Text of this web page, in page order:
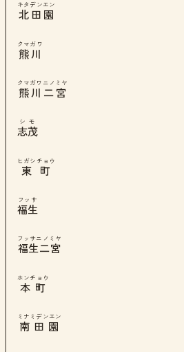
北田園
キタデンエン
熊川
クマガワ
熊川二宮
クマガワニノミヤ
志茂
シモ
東町
ヒガシチョウ
福生
フッサ
福生二宮
フッサニノミヤ
本町
ホンチョウ
南田園
ミナミデンエン